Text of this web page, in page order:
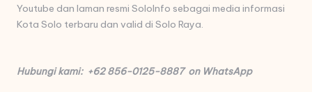
Youtube dan laman resmi SoloInfo sebagai media informasi
Kota Solo terbaru dan valid di Solo Raya.
Hubungi kami: +62 856-0125-8887 on WhatsApp